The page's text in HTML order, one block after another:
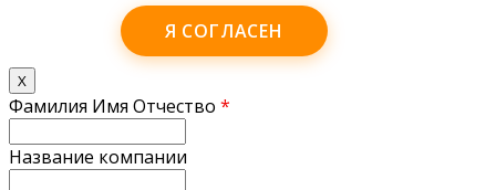
Я СОГЛАСЕН
X
Фамилия Имя Отчество *
Название компании